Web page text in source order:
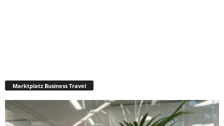
Marktplatz Business Travel